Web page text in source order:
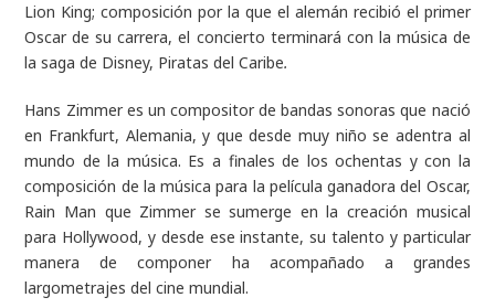
Lion King; composición por la que el alemán recibió el primer
Oscar de su carrera, el concierto terminará con la música de
la saga de Disney, Piratas del Caribe.
Hans Zimmer es un compositor de bandas sonoras que nació
en Frankfurt, Alemania, y que desde muy niño se adentra al
mundo de la música. Es a finales de los ochentas y con la
composición de la música para la película ganadora del Oscar,
Rain Man que Zimmer se sumerge en la creación musical
para Hollywood, y desde ese instante, su talento y particular
manera de componer ha acompañado a grandes
largometrajes del cine mundial.